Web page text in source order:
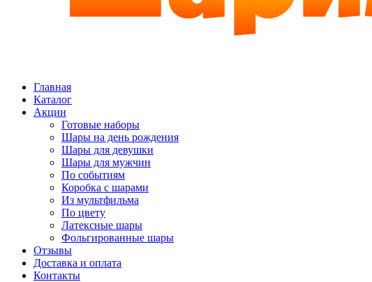
Главная
Каталог
Акции
Готовые наборы
Шары на день рождения
Шары для девушки
Шары для мужчин
По событиям
Коробка с шарами
Из мультфильма
По цвету
Латексные шары
Фольгированные шары
Отзывы
Доставка и оплата
Контакты